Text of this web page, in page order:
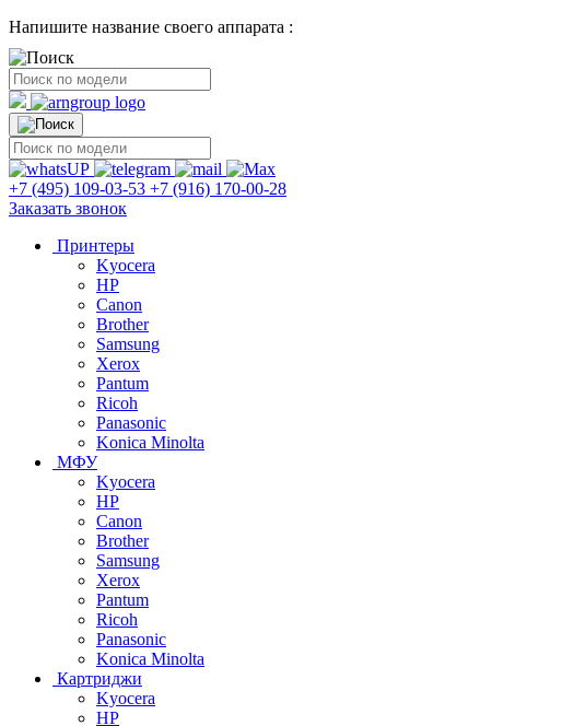
Напишите название своего аппарата :
+7 (495) 109-03-53 +7 (916) 170-00-28
Заказать звонок
Принтеры
Kyocera
HP
Canon
Brother
Samsung
Xerox
Pantum
Ricoh
Panasonic
Konica Minolta
МФУ
Kyocera
HP
Canon
Brother
Samsung
Xerox
Pantum
Ricoh
Panasonic
Konica Minolta
Картриджи
Kyocera
HP